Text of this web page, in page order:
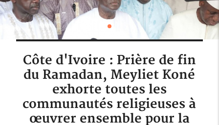
Côte d'Ivoire : Prière de fin
du Ramadan, Meyliet Koné
exhorte toutes les
communautés religieuses à
œuvrer ensemble pour la